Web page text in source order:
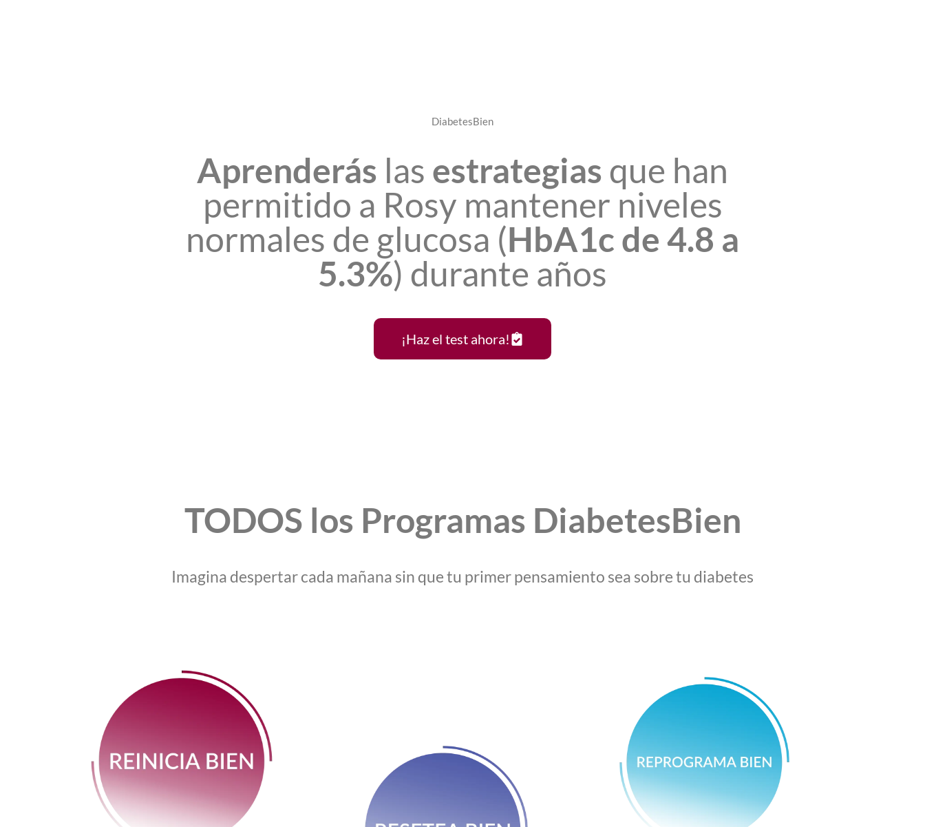
DiabetesBien
Aprenderás las estrategias que han
permitido a Rosy mantener niveles
normales de glucosa (HbA1c de 4.8 a
5.3%) durante años
¡Haz el test ahora!
TODOS los Programas DiabetesBien
Imagina despertar cada mañana sin que tu primer pensamiento sea sobre tu diabetes